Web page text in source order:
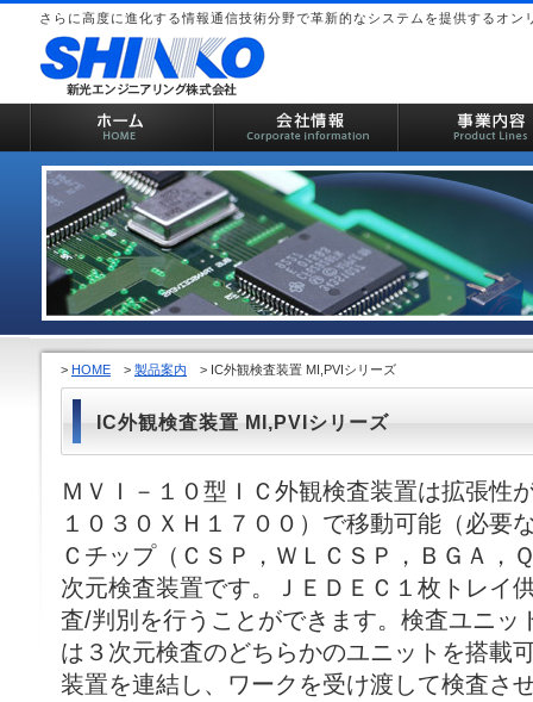
さらに高度に進化する情報通信技術分野で革新的なシステムを提供するオン
> HOME > 製品案内 > IC外観検査装置 MI,PVIシリーズ
IC外観検査装置 MI,PVIシリーズ
ＭＶＩ－１０型ＩＣ外観検査装置は拡張性
１０３０ＸＨ１７００）で移動可能（必要
Ｃチップ（ＣＳＰ，ＷＬＣＳＰ，ＢＧＡ，
次元検査装置です。ＪＥＤＥＣ１枚トレイ
査/判別を行うことができます。検査ユニッ
は３次元検査のどちらかのユニットを搭載
装置を連結し、ワークを受け渡して検査さ